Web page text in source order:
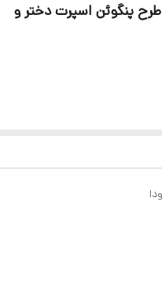
شلوار نوزادی اسپرت سایز 1 تا 3 طرح پنگوئن اسپرت دختر و